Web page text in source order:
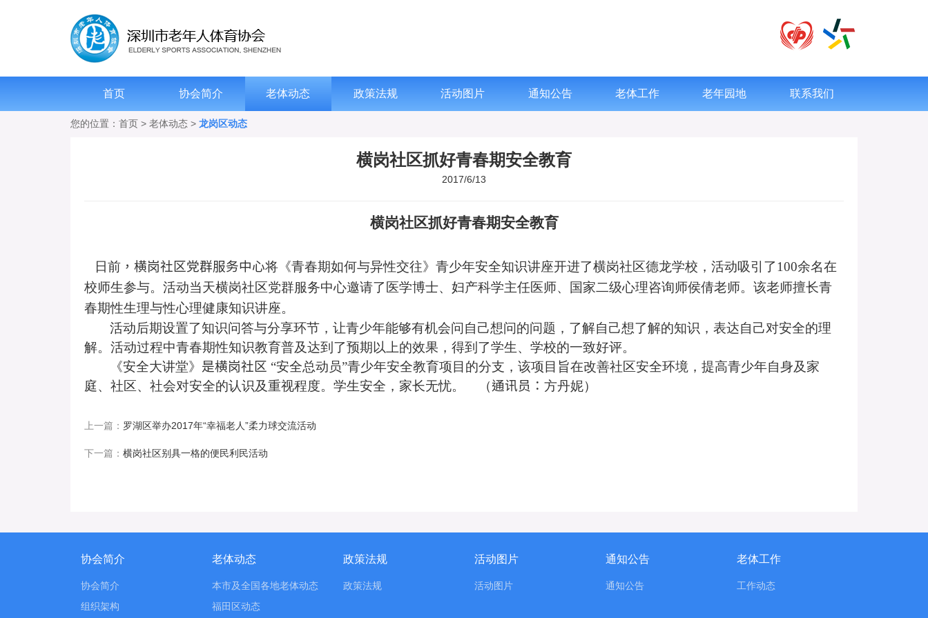
首页 协会简介 老体动态 政策法规 活动图片 通知公告 老体工作 老年园地 联系我们
您的位置： 首页 > 老体动态 > 龙岗区动态
横岗社区抓好青春期安全教育
2017/6/13
横岗社区抓好青春期安全教育
日前 ，横岗社区党群服务中心将《青春期如何与异性交往》青少年安全知识讲座开进了横岗社区德龙学校， 活动吸引了100余名在
校师生参与。活动当天横岗社区党群服务中心邀请了医学博士、妇产科学主任医师、国家二级心理咨询师侯倩老师。该老师擅长青
春期性生理与性心理健康知识讲座。
活动后期设置了知识问答与分享环节，让青少年能够有机会问自己想问的问题，了解自己想了解的知识，表达自己对安全的理
解。活动过程中青春期性知识教育普及达到了预期以上的效果，得到了学生、学校的一致好评。
《安全大讲堂》 是横岗社区 “安全总动员”青少年安全教育项目的分支，该项目旨在改善社区安全环境，提高青少年自身及家
庭、社区、社会对安全的认识及重视程度。学生安全，家长无忧。
（通讯员： 方丹妮）
上一篇： 罗湖区举办2017年“幸福老人”柔力球交流活动
下一篇： 横岗社区别具一格的便民利民活动
协会简介
协会简介
组织架构
老体动态
本市及全国各地老体动态
福田区动态
政策法规
政策法规
活动图片
活动图片
通知公告
通知公告
老体工作
工作动态